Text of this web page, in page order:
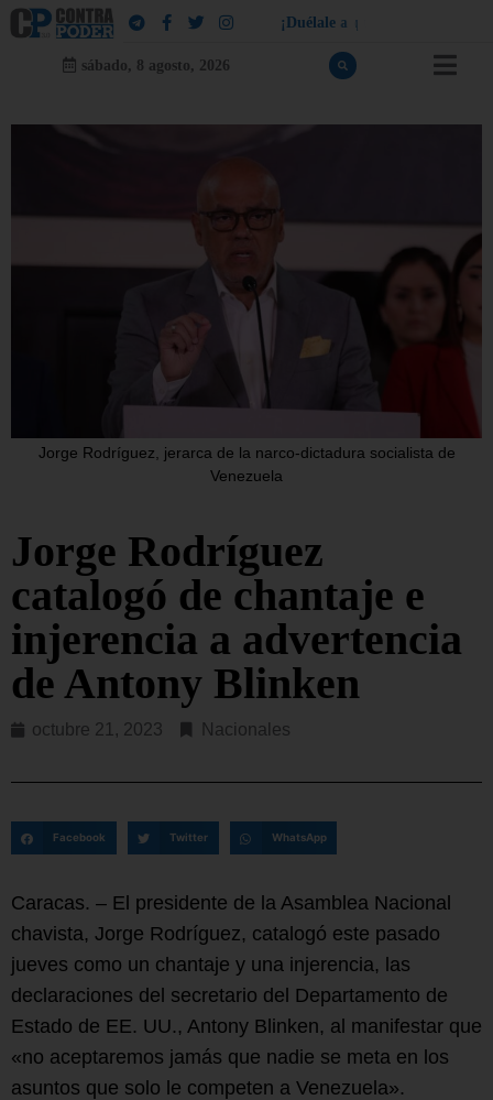
¡ Dué a e a q
sábado, 8 agosto, 2026
Jorge Rodríguez, jerarca de la narco-dictadura socialista de
Venezuela
Jorge Rodríguez
catalogó de chantaje e
injerencia a advertencia
de Antony Blinken
octubre 21, 2023 Nacionales
Facebook Twitter WhatsApp
Caracas. – El presidente de la Asamblea Nacional
chavista, Jorge Rodríguez, catalogó este pasado
jueves como un chantaje y una injerencia, las
declaraciones del secretario del Departamento de
Estado de EE. UU., Antony Blinken, al manifestar que
«no aceptaremos jamás que nadie se meta en los
asuntos que solo le competen a Venezuela».